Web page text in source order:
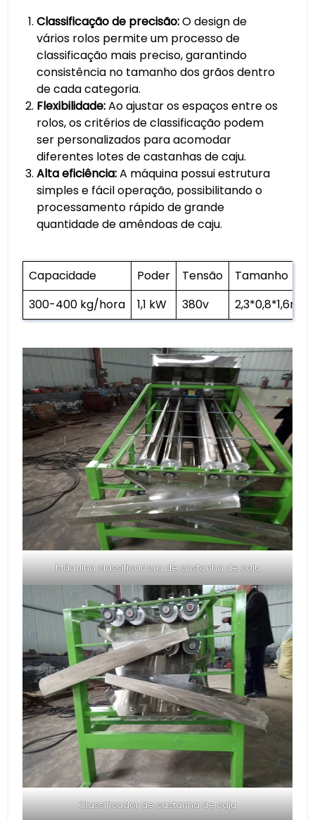
Classificação de precisão:O design de
vários rolos permite um processo de
classificação mais preciso, garantindo
consistência no tamanho dos grãos dentro
de cada categoria.
Flexibilidade:Ao ajustar os espaços entre os
rolos, os critérios de classificação podem
ser personalizados para acomodar
diferentes lotes de castanhas de caju.
Alta eficiência:A máquina possui estrutura
simples e fácil operação, possibilitando o
processamento rápido de grande
quantidade de amêndoas de caju.
Capacidade Poder Tensão Tamanho
300-400 kg/hora
1,1 kW 380v 2,3*0,8*1,6m
Máquina classificadora de castanha de caju
Classificador de castanha de caju